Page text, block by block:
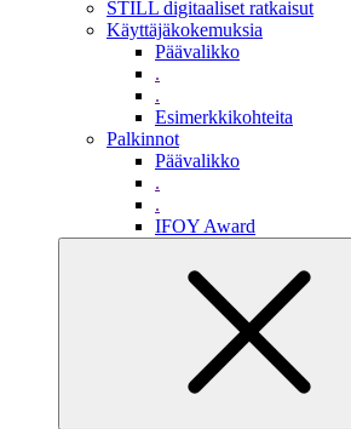
STILL digitaaliset ratkaisut
Käyttäjäkokemuksia
Päävalikko
.
.
Esimerkkikohteita
Palkinnot
Päävalikko
.
.
IFOY Award